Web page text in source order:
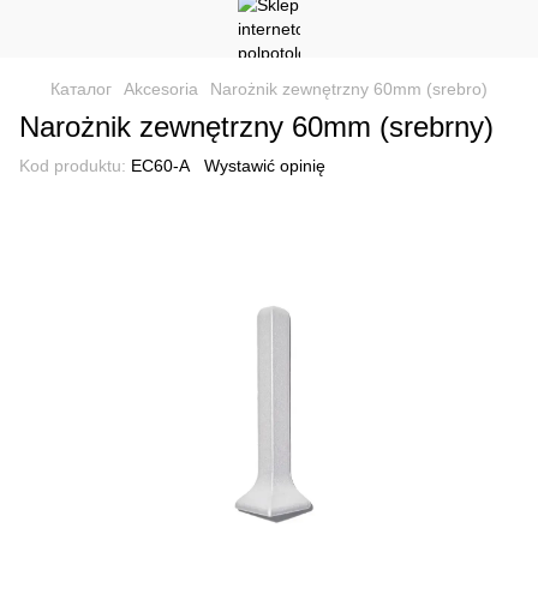
Каталог Akcesoria Narożnik zewnętrzny 60mm (srebro)
Narożnik zewnętrzny 60mm (srebrny)
Kod produktu: EC60-А Wystawić opinię